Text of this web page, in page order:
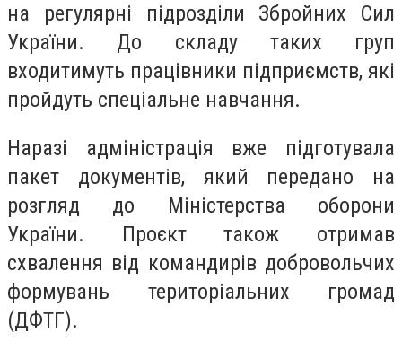
на регулярні підрозділи Збройних Сил
України. До складу таких груп
входитимуть працівники підприємств, які
пройдуть спеціальне навчання.
Наразі адміністрація вже підготувала
пакет документів, який передано на
розгляд до Міністерства оборони
України. Проєкт також отримав
схвалення від командирів добровольчих
формувань територіальних громад
(ДФТГ).